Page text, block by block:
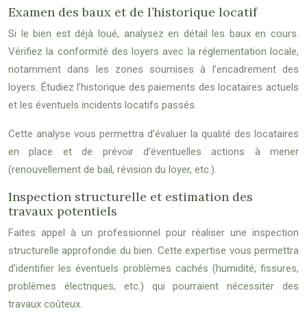
Examen des baux et de l’historique locatif
Si le bien est déjà loué, analysez en détail les baux en cours.
Vérifiez la conformité des loyers avec la réglementation locale,
notamment dans les zones soumises à l’encadrement des
loyers. Étudiez l’historique des paiements des locataires actuels
et les éventuels incidents locatifs passés.
Cette analyse vous permettra d’évaluer la qualité des locataires
en place et de prévoir d’éventuelles actions à mener
(renouvellement de bail, révision du loyer, etc.).
Inspection structurelle et estimation des
travaux potentiels
Faites appel à un professionnel pour réaliser une inspection
structurelle approfondie du bien. Cette expertise vous permettra
d’identifier les éventuels problèmes cachés (humidité, fissures,
problèmes électriques, etc.) qui pourraient nécessiter des
travaux coûteux.